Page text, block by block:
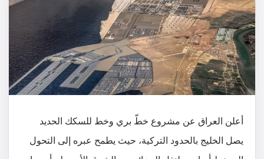
أعلن العراق عن مشروع خطّ بري وخط للسكك الحديد
يصل الخليج بالحدود التركية، حيث يطمح عبره إلى التحول